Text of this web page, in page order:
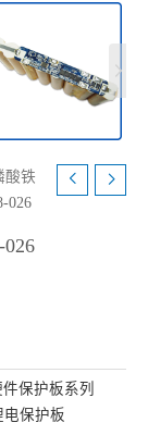
酸铁
026
件保护板系列
电保护板